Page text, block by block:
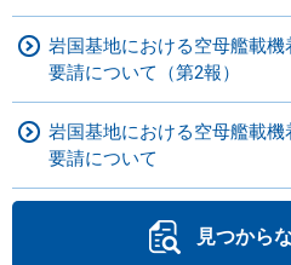
岩国基地における空母艦載機
要請について（第2報）
岩国基地における空母艦載
要請について
見つから